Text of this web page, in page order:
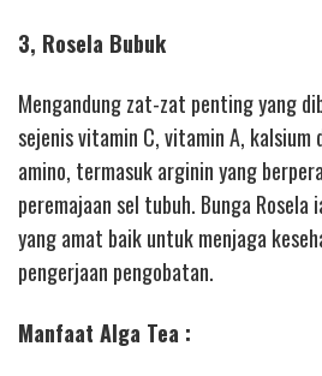
3, Rosela Bubuk
Mengandung zat-zat penting yang
sejenis vitamin C, vitamin A, kalsium
amino, termasuk arginin yang
peremajaan sel tubuh. Bunga Rosela
yang amat baik untuk menjaga
pengerjaan pengobatan.
Manfaat Alga Tea :